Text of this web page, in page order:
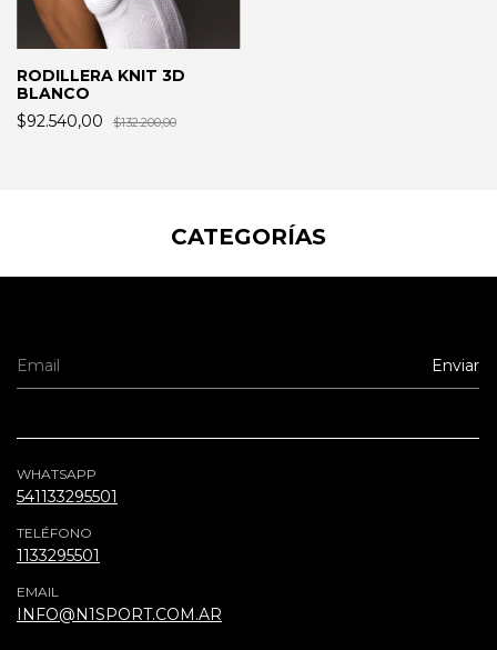
RODILLERA KNIT 3D
BLANCO
$92.540,00
$132.200,00
CATEGORÍAS
WHATSAPP
541133295501
TELÉFONO
1133295501
EMAIL
INFO@N1SPORT.COM.AR